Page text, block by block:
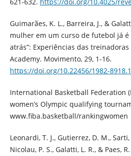
Guimarães, K. L., Barreira, J., &
mulher em um curso de futebol já é
atrás”: Experiências das treinadoras
Academy. Movimento, 29, 1-16.
https://doi.org/10.22456/1982-
International Basketball Federation
women’s Olympic qualifying
www.fiba.basketball/rankingwomen
Leonardi, T. J., Gutierrez, D. M., Sarti,
Nicolau, P. S., Galatti, L. R., & Paes,